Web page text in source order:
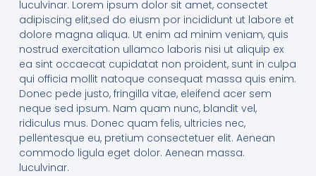
luculvinar. Lorem ipsum dolor sit amet, consectet
adipiscing elit,sed do eiusm por incididunt ut labore et
dolore magna aliqua. Ut enim ad minim veniam, quis
nostrud exercitation ullamco laboris nisi ut aliquip ex
ea sint occaecat cupidatat non proident, sunt in culpa
qui officia mollit natoque consequat massa quis enim.
Donec pede justo, fringilla vitae, eleifend acer sem
neque sed ipsum. Nam quam nunc, blandit vel,
ridiculus mus. Donec quam felis, ultricies nec,
pellentesque eu, pretium consectetuer elit. Aenean
commodo ligula eget dolor. Aenean massa.
luculvinar.